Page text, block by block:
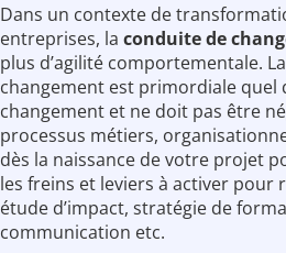
Dans un contexte de
entreprises, la conduite de
plus d’agilité comportementale.
changement est primordiale
changement et ne doit pas être
processus métiers,
dès la naissance de votre projet
les freins et leviers à activer pour
étude d’impact, stratégie de
communication etc.